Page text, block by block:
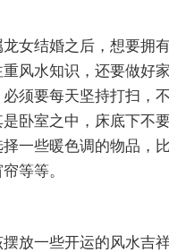
龙女结婚之后，想要拥
风水知识，还要做好
须要每天坚持打扫，
卧室之中，床底下不
择一些暖色调的物品，
等等。
放一些开运的风水吉